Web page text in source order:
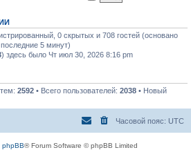
0 скрытых и 708 гостей (основано
5 минут)
) здесь было Чт июл 30, 2026 8:16 pm
2592 • Всего пользователей: 2038 • Новый
Часовой пояс: UTC
phpBB® Forum Software © phpBB Limited